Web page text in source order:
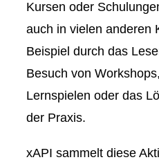
Kursen oder
auch in vielen anderen
Beispiel durch das
Besuch von
Lernspielen oder das
der Praxis.
xAPI sammelt diese